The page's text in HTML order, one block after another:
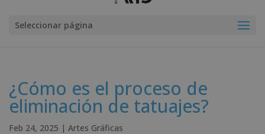
Seleccionar página
¿Cómo es el proceso de
eliminación de tatuajes?
Feb 24, 2025 | Artes Gráficas